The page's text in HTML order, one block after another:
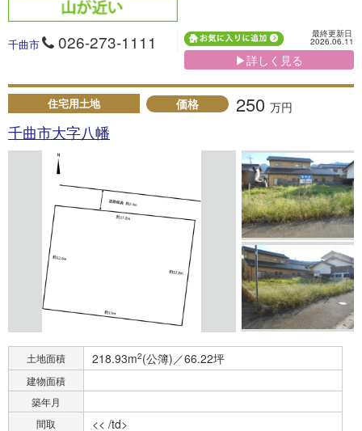
千曲市 026-273-1111 最終更新日
2026.06.11
▶詳しく見る
住宅用土地 価格 250 万円
千曲市大字八幡
土地面積 218.93m2(公簿)／66.22坪
建物面積
築年月
間取
<< /td>